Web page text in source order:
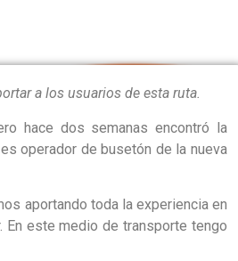
a los usuarios de esta ruta.
hace dos semanas encontró la
operador de busetón de la nueva
aportando toda la experiencia en
En este medio de transporte tengo